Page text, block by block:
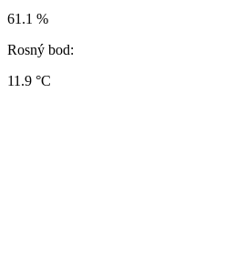
61.1 %
Rosný bod:
11.9 °C